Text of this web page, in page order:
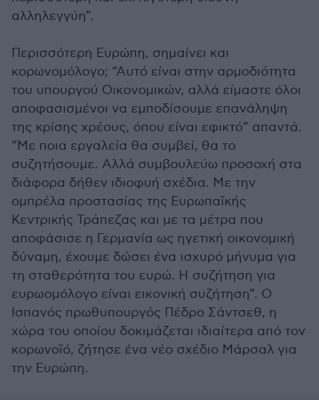
αλληλεγγύη”.
Περισσότερη Ευρώπη, σημαίνει και
κορωνομόλογο; “Αυτό είναι στην αρμοδιότητα
του υπουργού Οικονομικών, αλλά είμαστε όλοι
αποφασισμένοι να εμποδίσουμε επανάληψη
της κρίσης χρέους, όπου είναι εφικτό” απαντά.
“Με ποια εργαλεία θα συμβεί, θα το
συζητήσουμε. Αλλά συμβουλεύω προσοχή στα
διάφορα δήθεν ιδιοφυή σχέδια. Με την
ομπρέλα προστασίας της Ευρωπαϊκής
Κεντρικής Τράπεζας και με τα μέτρα που
αποφάσισε η Γερμανία ως ηγετική οικονομική
δύναμη, έχουμε δώσει ένα ισχυρό μήνυμα για
τη σταθερότητα του ευρώ. Η συζήτηση για
ευρωομόλογο είναι εικονική συζήτηση”. Ο
Ισπανός πρωθυπουργός Πέδρο Σάντσεθ, η
χώρα του οποίου δοκιμάζεται ιδιαίτερα από τον
κορωνοϊό, ζήτησε ένα νέο σχέδιο Μάρσαλ για
την Ευρώπη.